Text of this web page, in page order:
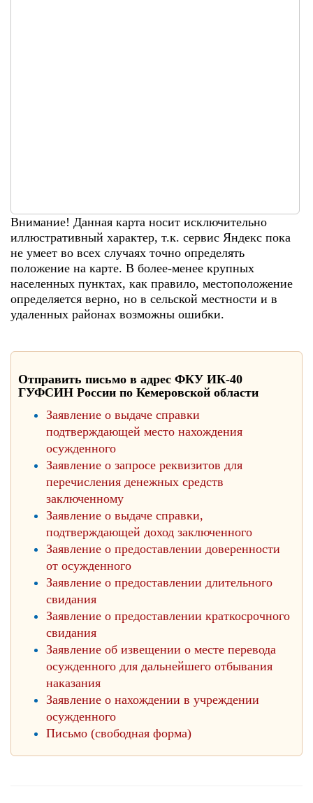
Внимание! Данная карта носит исключительно
иллюстративный характер, т.к. сервис Яндекс пока
не умеет во всех случаях точно определять
положение на карте. В более-менее крупных
населенных пунктах, как правило, местоположение
определяется верно, но в сельской местности и в
удаленных районах возможны ошибки.
Отправить письмо в адрес ФКУ ИК-40
ГУФСИН России по Кемеровской области
Заявление о выдаче справки
подтверждающей место нахождения
осужденного
Заявление о запросе реквизитов для
перечисления денежных средств
заключенному
Заявление о выдаче справки,
подтверждающей доход заключенного
Заявление о предоставлении доверенности
от осужденного
Заявление о предоставлении длительного
свидания
Заявление о предоставлении краткосрочного
свидания
Заявление об извещении о месте перевода
осужденного для дальнейшего отбывания
наказания
Заявление о нахождении в учреждении
осужденного
Письмо (свободная форма)